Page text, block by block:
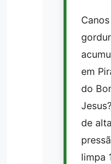
em
do
de alta
limpa